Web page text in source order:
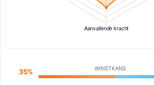
35% WINSTKANS